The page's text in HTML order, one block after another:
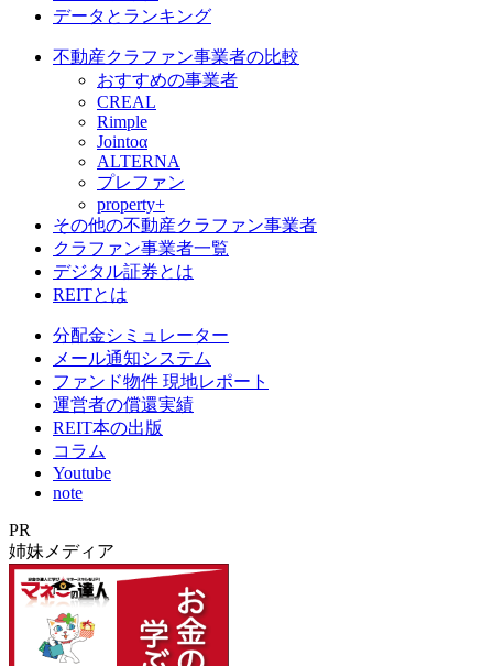
データとランキング
不動産クラファン事業者の比較
おすすめの事業者
CREAL
Rimple
Jointoα
ALTERNA
プレファン
property+
その他の不動産クラファン事業者
クラファン事業者一覧
デジタル証券とは
REITとは
分配金シミュレーター
メール通知システム
ファンド物件 現地レポート
運営者の償還実績
REIT本の出版
コラム
Youtube
note
PR
姉妹メディア